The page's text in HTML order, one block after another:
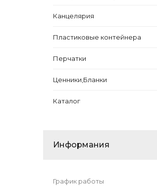
Канцелярия
Пластиковые контейнера
Перчатки
Ценники,Бланки
Каталог
Информания
График работы